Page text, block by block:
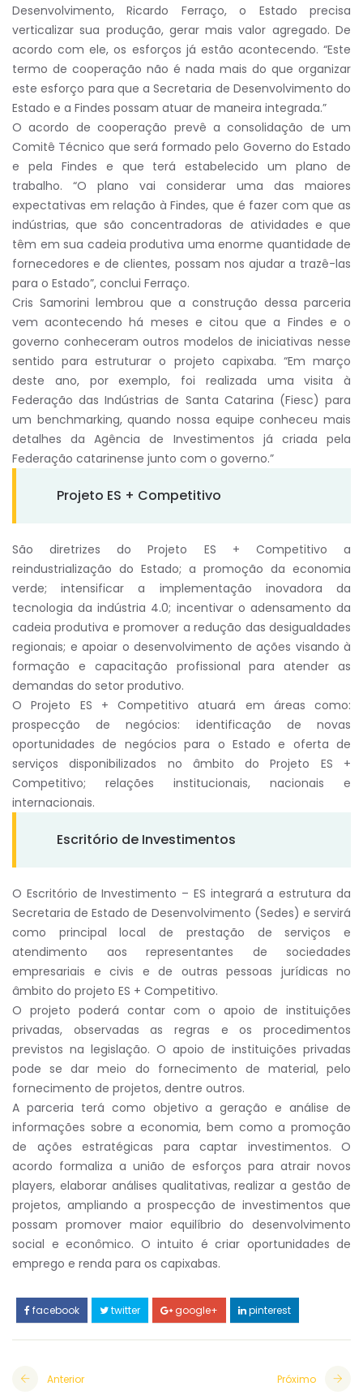
Desenvolvimento, Ricardo Ferraço, o Estado precisa
verticalizar sua produção, gerar mais valor agregado. De
acordo com ele, os esforços já estão acontecendo. “Este
termo de cooperação não é nada mais do que organizar
este esforço para que a Secretaria de Desenvolvimento do
Estado e a Findes possam atuar de maneira integrada.”
O acordo de cooperação prevê a consolidação de um
Comitê Técnico que será formado pelo Governo do Estado
e pela Findes e que terá estabelecido um plano de
trabalho. “O plano vai considerar uma das maiores
expectativas em relação à Findes, que é fazer com que as
indústrias, que são concentradoras de atividades e que
têm em sua cadeia produtiva uma enorme quantidade de
fornecedores e de clientes, possam nos ajudar a trazê-las
para o Estado”, conclui Ferraço.
Cris Samorini lembrou que a construção dessa parceria
vem acontecendo há meses e citou que a Findes e o
governo conheceram outros modelos de iniciativas nesse
sentido para estruturar o projeto capixaba. “Em março
deste ano, por exemplo, foi realizada uma visita à
Federação das Indústrias de Santa Catarina (Fiesc) para
um benchmarking, quando nossa equipe conheceu mais
detalhes da Agência de Investimentos já criada pela
Federação catarinense junto com o governo.”
Projeto ES + Competitivo
São diretrizes do Projeto ES + Competitivo a
reindustrialização do Estado; a promoção da economia
verde; intensificar a implementação inovadora da
tecnologia da indústria 4.0; incentivar o adensamento da
cadeia produtiva e promover a redução das desigualdades
regionais; e apoiar o desenvolvimento de ações visando à
formação e capacitação profissional para atender as
demandas do setor produtivo.
O Projeto ES + Competitivo atuará em áreas como:
prospecção de negócios: identificação de novas
oportunidades de negócios para o Estado e oferta de
serviços disponibilizados no âmbito do Projeto ES +
Competitivo; relações institucionais, nacionais e
internacionais.
Escritório de Investimentos
O Escritório de Investimento – ES integrará a estrutura da
Secretaria de Estado de Desenvolvimento (Sedes) e servirá
como principal local de prestação de serviços e
atendimento aos representantes de sociedades
empresariais e civis e de outras pessoas jurídicas no
âmbito do projeto ES + Competitivo.
O projeto poderá contar com o apoio de instituições
privadas, observadas as regras e os procedimentos
previstos na legislação. O apoio de instituições privadas
pode se dar meio do fornecimento de material, pelo
fornecimento de projetos, dentre outros.
A parceria terá como objetivo a geração e análise de
informações sobre a economia, bem como a promoção
de ações estratégicas para captar investimentos. O
acordo formaliza a união de esforços para atrair novos
players, elaborar análises qualitativas, realizar a gestão de
projetos, ampliando a prospecção de investimentos que
possam promover maior equilíbrio do desenvolvimento
social e econômico. O intuito é criar oportunidades de
emprego e renda para os capixabas.
facebook twitter google+ pinterest
Anterior Próximo